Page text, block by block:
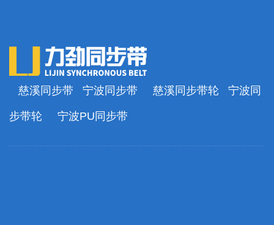
慈溪同步带 宁波同步带 慈溪同步带轮 宁波同
步带轮 宁波PU同步带